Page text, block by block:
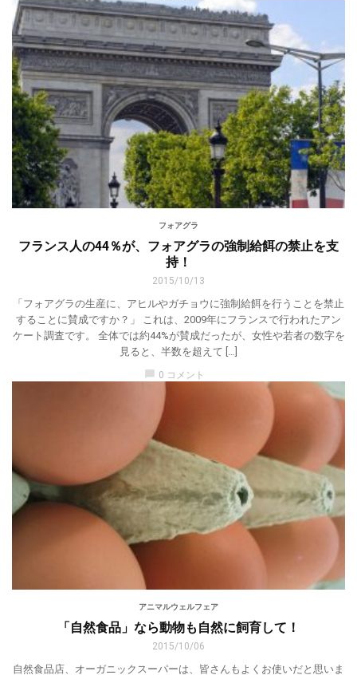
フォアグラ
フランス人の44％が、フォアグラの強制給餌の禁止を支
持！
2015/10/13
「フォアグラの生産に、アヒルやガチョウに強制給餌を行うことを禁止
することに賛成ですか？」 これは、2009年にフランスで行われたアン
ケート調査です。 全体では約44%が賛成だったが、女性や若者の数字を
見ると、半数を超えて […]
0 コメント
アニマルウェルフェア
「自然食品」なら動物も自然に飼育して！
2015/10/06
自然食品店、オーガニックスーパーは、皆さんもよくお使いだと思いま